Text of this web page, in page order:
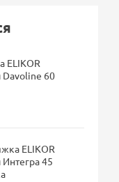
ELIKOR
Davoline 60
ELIKOR
45